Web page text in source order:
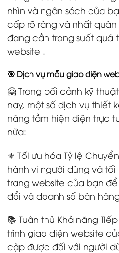
nhìn và ngân sách của
cấp rõ ràng và nhất
đang cần trong suốt quá
website .
🎯 Dịch vụ mẫu giao diện
🤗 Trong bối cảnh kỹ
nay, một số dịch vụ thiết
nâng tầm hiện diện trực
nữa:
⚜️ Tối ưu hóa Tỷ lệ
hành vi người dùng và
trang website của bạn
đổi và doanh số bán
📚 Tuân thủ Khả năng
trình giao diện website
cập được đối với người